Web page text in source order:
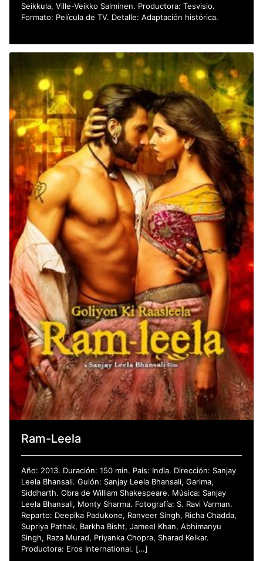
Seikkula, Ville-Veikko Salminen. Productora: Tesvisio.
Formato: Película de TV. Detalle: Adaptación histórica.
Ram-Leela
Año: 2013. Duración: 150 min. País: India. Dirección: Sanjay
Leela Bhansali. Guión: Sanjay Leela Bhansali, Garima,
Siddharth. Obra de William Shakespeare. Música: Sanjay
Leela Bhansali, Monty Sharma. Fotografía: S. Ravi Varman.
Reparto: Deepika Padukone, Ranveer Singh, Richa Chadda,
Supriya Pathak, Barkha Bisht, Jameel Khan, Abhimanyu
Singh, Raza Murad, Priyanka Chopra, Sharad Kelkar.
Productora: Eros International. […]